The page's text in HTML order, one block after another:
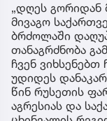
„დღეს გორიდან
მივაგო
ბრძოლაში
თანაგრძნობა
ჩვენ ვიხსენებთ
უდიდეს
წინ რუსეთის
აგრესიას და